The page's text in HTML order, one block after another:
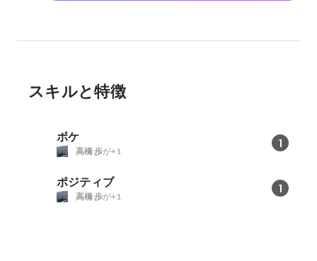
スキルと特徴
ボケ 1
高橋 歩が+1
ポジティブ 1
高橋 歩が+1